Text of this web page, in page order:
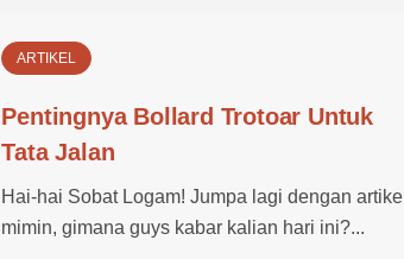
ARTIKEL
Pentingnya Bollard Trotoar Untuk
Tata Jalan
Hai-hai Sobat Logam! Jumpa lagi dengan artikel
mimin, gimana guys kabar kalian hari ini?...